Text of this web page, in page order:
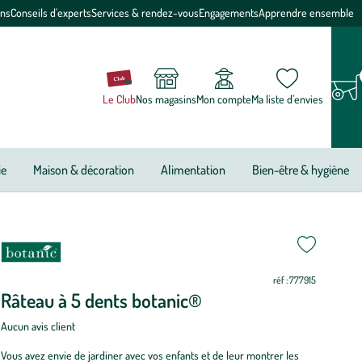
Conseils d'expertsServices & rendez-vousEngagementsApprendre ensemble
Le ClubNos magasinsMon compteMa liste d’envies
Maison & décoration Alimentation Bien-être & hygiène
Râteau à 5 dents botanic®
réf : 777915
Aucun avis client
Vous avez envie de jardiner avec vos enfants et de leur montrer les